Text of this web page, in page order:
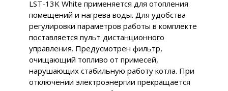
LST-13K White применяется для отопления
помещений и нагрева воды. Для удобства
регулировки параметров работы в комплекте
поставляется пульт дистанционного
управления. Предусмотрен фильтр,
очищающий топливо от примесей,
нарушающих стабильную работу котла. При
отключении электроэнергии прекращается